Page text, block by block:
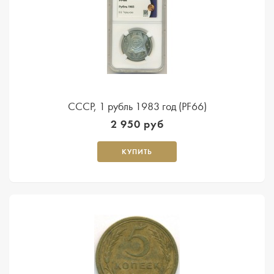
СССР, 1 рубль 1983 год (PF66)
2 950 руб
КУПИТЬ